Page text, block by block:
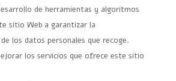
de herramientas y algoritmos
sitio Web a garantizar la
los datos personales que recoge.
los servicios que ofrece este sitio